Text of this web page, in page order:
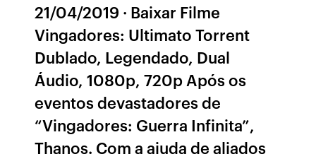
21/04/2019 · Baixar Filme
Vingadores: Ultimato Torrent
Dublado, Legendado, Dual
Áudio, 1080p, 720p Após os
eventos devastadores de
“Vingadores: Guerra Infinita”,
Thanos. Com a ajuda de aliados